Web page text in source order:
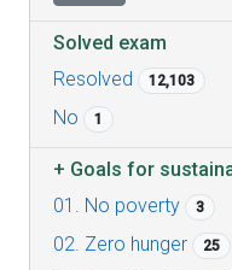
Solved exam
Resolved
12,103
No 1
+ Goals for
01. No poverty
3
02. Zero hunger 25